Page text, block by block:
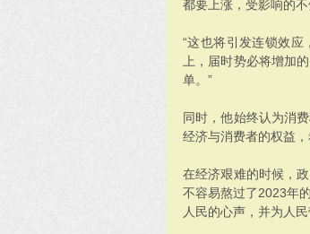
都要上涨，受影响的不
“这也将引发连锁效
上，届时势必将增加
单。”
同时，他始终认为消
经济与消费者的权益
在经济艰难的时候，
不容易熬过了2023年
人民的心声，并为人